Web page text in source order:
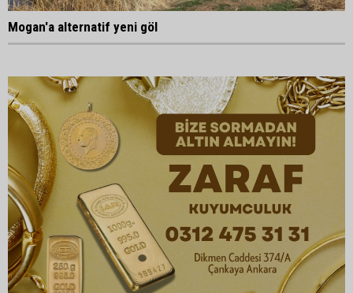
Mogan'a alternatif yeni göl